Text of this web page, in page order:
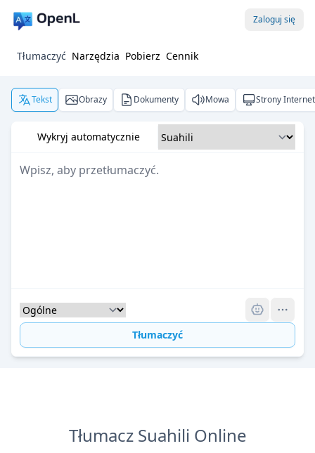
Zaloguj się
Tłumaczyć Narzędzia Pobierz Cennik
Tekst Obrazy Dokumenty Mowa Strony
Wykryj automatycznie
Tłumaczyć
Tłumacz Suahili Online